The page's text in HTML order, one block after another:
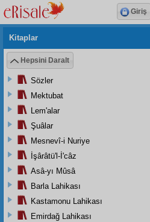
Kitaplar
Hepsini Daralt
Sözler
Mektubat
Lem'alar
Şuâlar
Mesnevî-i Nuriye
İşârâtü'l-İ'câz
Asâ-yı Mûsâ
Barla Lahikası
Kastamonu Lahikası
Emirdağ Lahikası
Giriş